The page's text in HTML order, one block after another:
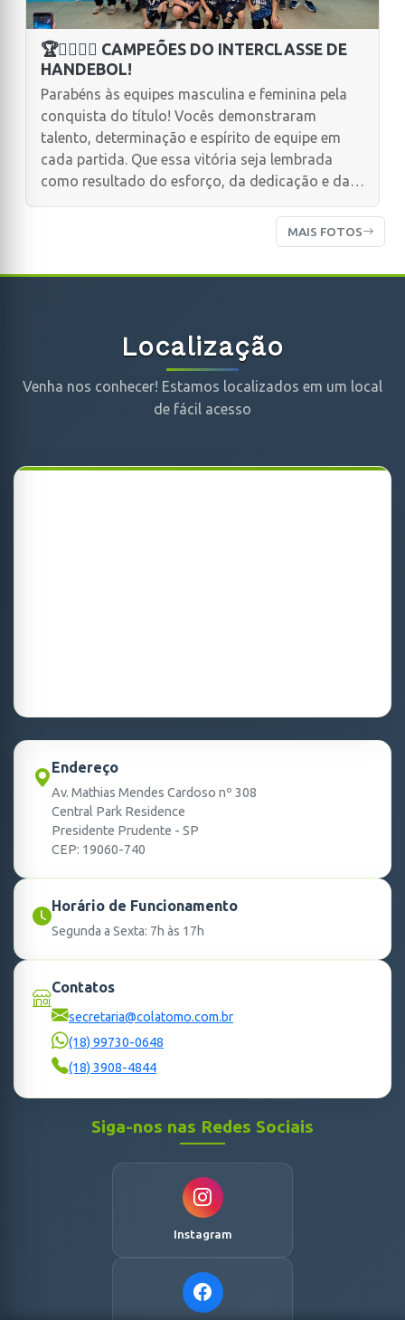
🏆🤾‍♂️🤾‍♀️ CAMPEÕES DO INTERCLASSE DE
HANDEBOL!
Parabéns às equipes masculina e feminina pela
conquista do título! Vocês demonstraram
talento, determinação e espírito de equipe em
cada partida. Que essa vitória seja lembrada
como resultado do esforço, da dedicação e da
MAIS FOTOS
Localização
Venha nos conhecer! Estamos localizados em um local
de fácil acesso
Endereço
Av. Mathias Mendes Cardoso nº 308
Central Park Residence
Presidente Prudente - SP
CEP: 19060-740
Horário de Funcionamento
Segunda a Sexta: 7h às 17h
Contatos
secretaria@colatomo.com.br
(18) 99730-0648
(18) 3908-4844
Siga-nos nas Redes Sociais
Instagram